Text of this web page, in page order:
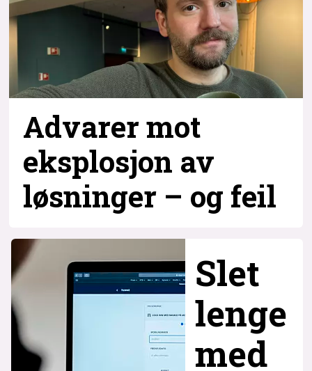
Advarer mot
eksplosjon av
løsninger – og feil
Slet
lenge
med